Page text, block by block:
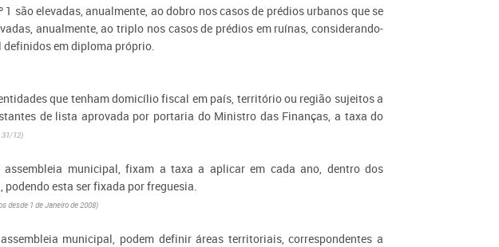
são elevadas, anualmente, ao dobro nos casos de prédios urbanos que se
anualmente, ao triplo nos casos de prédios em ruínas, considerando-
definidos em diploma próprio.
que tenham domicílio fiscal em país, território ou região sujeitos a
de lista aprovada por portaria do Ministro das Finanças, a taxa do
31/12)
municipal, fixam a taxa a aplicar em cada ano, dentro dos
podendo esta ser fixada por freguesia.
desde 1 de Janeiro de 2008)
municipal, podem definir áreas territoriais, correspondentes a